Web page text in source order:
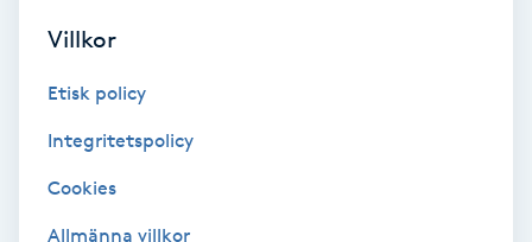
Enzympeeling
Extensions
Eyeliner-tatuering
Villkor
Etisk policy
Integritetspolicy
Cookies
Allmänna villkor